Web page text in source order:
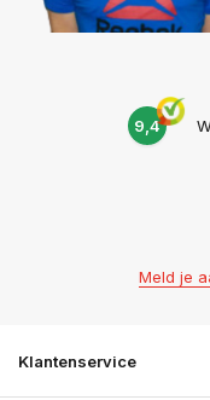
9,4
Meld je
Klantenservice